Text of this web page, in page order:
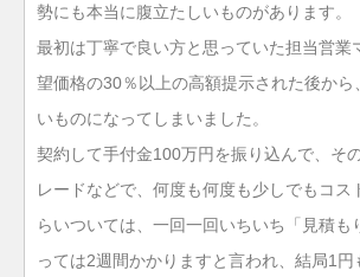
勢にも本当に腹立たしいものがあります。
最初は丁寧で良い方と思っていた担当営業
望価格の30％以上の高額提示された後から
いものになってしまいました。
契約して手付金100万円を振り込んで、そ
レードなどで、何度も何度も少しでもコス
らいついては、一回一回いちいち「見積も
っては2週間かかりますと言われ、結局1円